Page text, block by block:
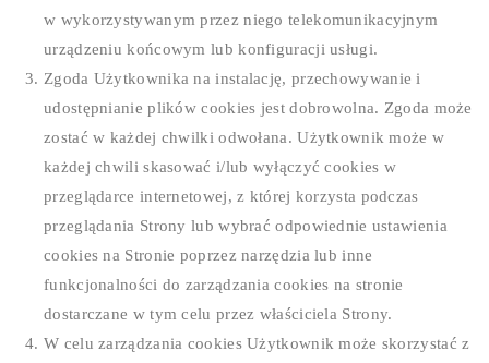
w wykorzystywanym przez niego telekomunikacyjnym
urządzeniu końcowym lub konfiguracji usługi.
Zgoda Użytkownika na instalację, przechowywanie i
udostępnianie plików cookies jest dobrowolna. Zgoda może
zostać w każdej chwilki odwołana. Użytkownik może w
każdej chwili skasować i/lub wyłączyć cookies w
przeglądarce internetowej, z której korzysta podczas
przeglądania Strony lub wybrać odpowiednie ustawienia
cookies na Stronie poprzez narzędzia lub inne
funkcjonalności do zarządzania cookies na stronie
dostarczane w tym celu przez właściciela Strony.
W celu zarządzania cookies Użytkownik może skorzystać z